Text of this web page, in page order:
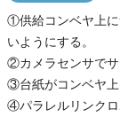
①供給コンベヤ上に
いようにする。
②カメラセンサでサ
③台紙がコンベヤ上
④パラレルリンクロ